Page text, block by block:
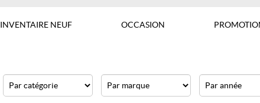
INVENTAIRE NEUF OCCASION